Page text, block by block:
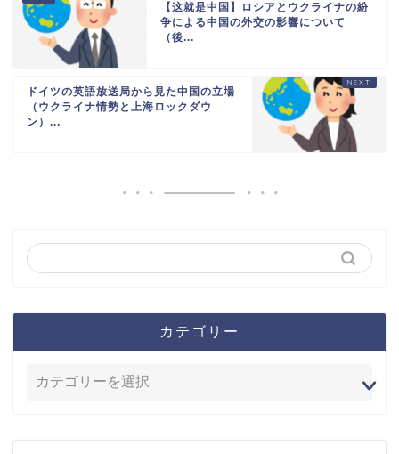
【这就是中国】ロシアとウクライナの紛
争による中国の外交の影響について
（後...
ドイツの英語放送局から見た中国の立場
（ウクライナ情勢と上海ロックダウ
ン）...
カテゴリー